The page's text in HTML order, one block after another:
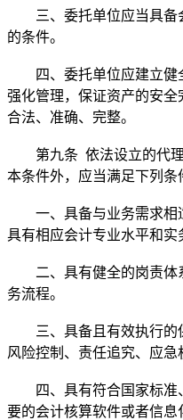
三、委托单位应当具备
的条件。
四、委托单位应建立健
强化管理，保证资产的安全
合法、准确、完整。
第九条 依法设立的代理
本条件外，应当满足下列条
一、具备与业务需求相
具有相应会计专业水平和实
二、具有健全的岗责体
务流程。
三、具备且有效执行的
风险控制、责任追究、应急
四、具有符合国家标准
要的会计核算软件或者信息